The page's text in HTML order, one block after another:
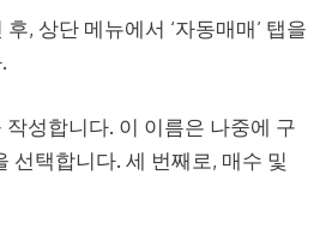
, 상단 메뉴에서 ‘자동매매’ 탭을
성합니다. 이 이름은 나중에 구
선택합니다. 세 번째로, 매수 및